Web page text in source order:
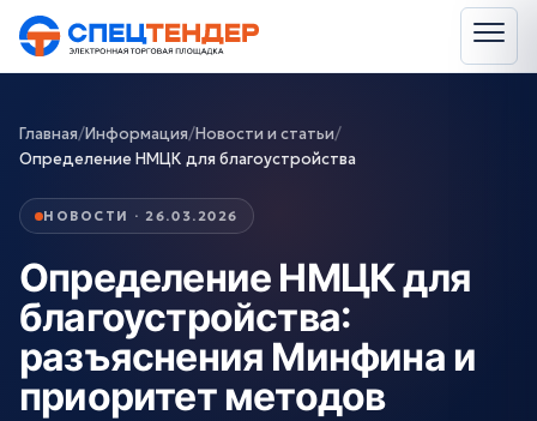
Главная/Информация/Новости и статьи/
Определение НМЦК для благоустройства
НОВОСТИ · 26.03.2026
Определение НМЦК для
благоустройства:
разъяснения Минфина и
приоритет методов